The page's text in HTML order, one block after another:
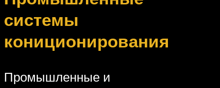
системы
кониционирования
Промышленные и